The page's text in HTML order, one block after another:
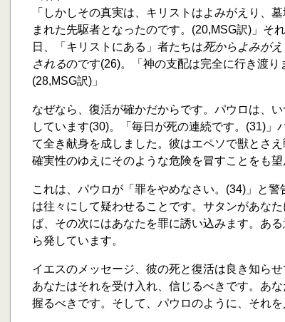
「しかしその真実は、キリストはよみがえり、
まれた先駆者となったのです。(20,MSG訳)」それ
日、「キリストにある」者たちは死からよみがえ
されるのです(26)。「神の支配は完全に行き渡り
(28,MSG訳)」
なぜなら、復活が確かだからです。パウロは、
しています(30)。「毎日が死の連続です。(31)」
て全き献身を成しました。彼はエペソで獣とさ
確実性のゆえにそのような危険を冒すことをも望
これは、パウロが「罪をやめなさい。(34)」と
は往々にして疑わせることです。サタンがあな
ば、その次にはあなたを罪に誘い込みます。あ
ら発しています。
イエスのメッセージ、彼の死と復活は良き知ら
あなたはそれを受け入れ、信じるべきです。あ
握るべきです。そして、パウロのように、それを